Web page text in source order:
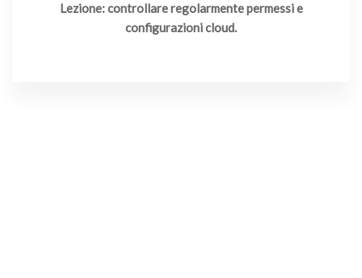
Lezione: controllare regolarmente permessi e
configurazioni cloud.